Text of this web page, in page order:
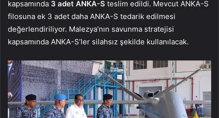
kapsamında 3 adet ANKA-S teslim edildi. Mevcut ANKA-S
filosuna ek 3 adet daha ANKA-S tedarik edilmesi
değerlendiriliyor. Malezya’nın savunma stratejisi
kapsamında ANKA-S’ler silahsız şekilde kullanılacak.